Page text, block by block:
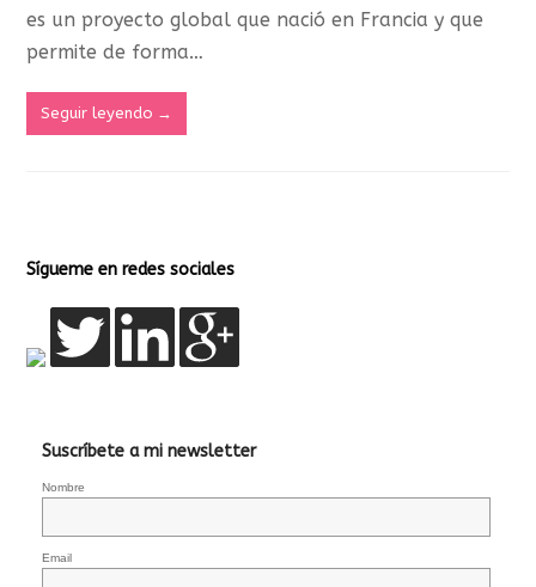
es un proyecto global que nació en Francia y que
permite de forma…
Seguir leyendo →
Sígueme en redes sociales
Suscríbete a mi newsletter
Nombre
Email